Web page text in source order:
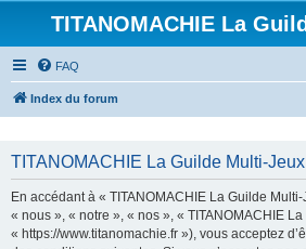
TITANOMACHIE La
FAQ
Index du forum
TITANOMACHIE La Guilde Multi-
En accédant à « TITANOMACHIE La Guilde
« nous », « notre », « nos », « TITANOMACHIE
« https://www.titanomachie.fr »), vous acceptez